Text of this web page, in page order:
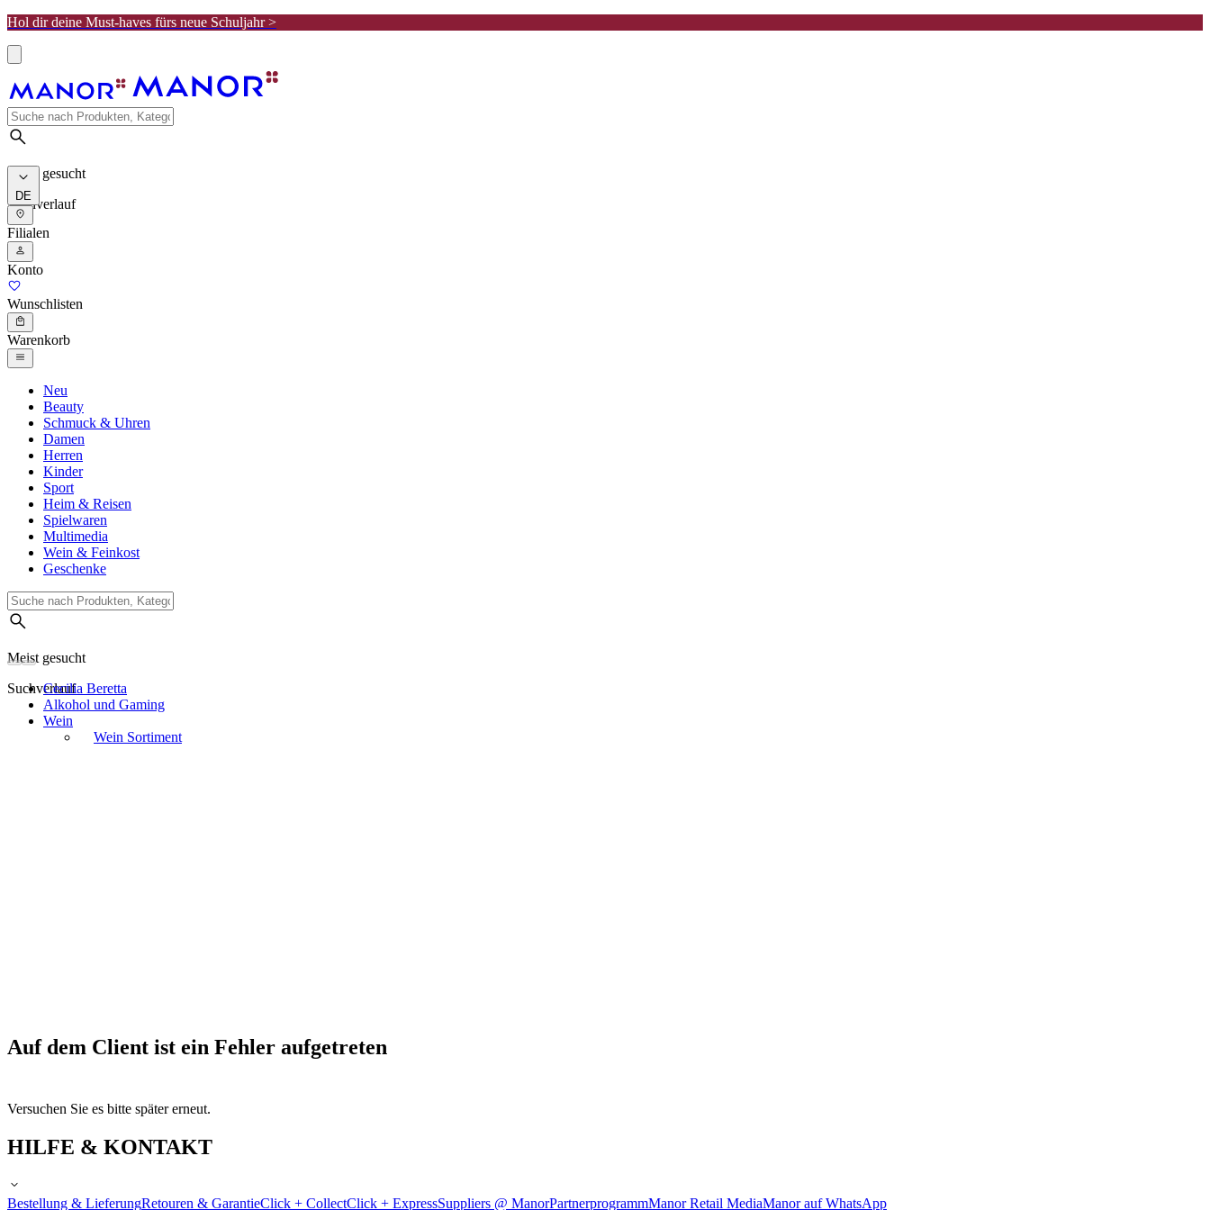
Hol dir deine Must-haves fürs neue Schuljahr >
Meist gesucht
Suchverlauf
DE
Filialen
Konto
Wunschlisten
Warenkorb
Neu
Beauty
Schmuck & Uhren
Damen
Herren
Kinder
Sport
Heim & Reisen
Spielwaren
Multimedia
Wein & Feinkost
Geschenke
Meist gesucht
SuchverlaufCecilia Beretta
Alkohol und Gaming
Wein
Wein Sortiment
Auf dem Client ist ein Fehler aufgetreten
Versuchen Sie es bitte später erneut.
HILFE & KONTAKT
Bestellung & LieferungRetouren & GarantieClick + CollectClick + ExpressSuppliers @ ManorPartnerprogrammManor Retail MediaManor auf WhatsApp